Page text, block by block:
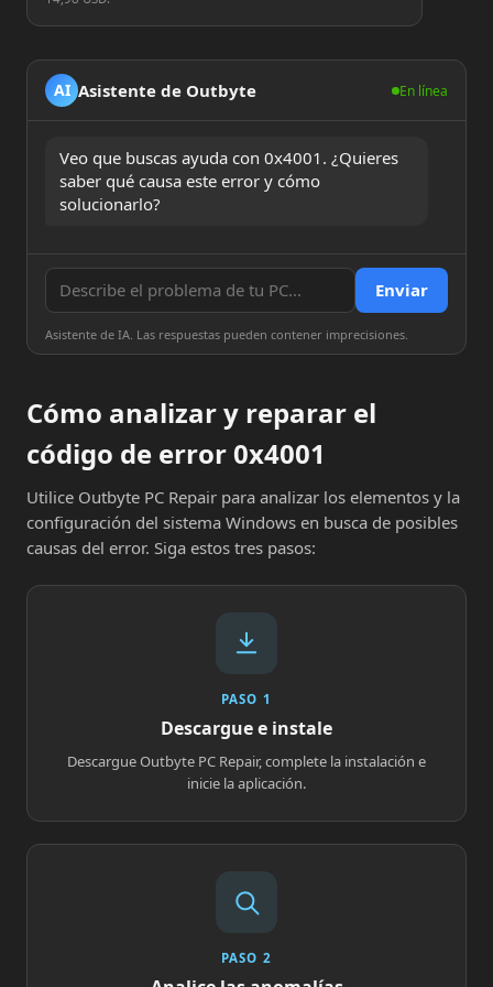
AI Asistente de Outbyte En línea
Veo que buscas ayuda con 0x4001. ¿Quieres
saber qué causa este error y cómo
solucionarlo?
Enviar
Asistente de IA. Las respuestas pueden contener imprecisiones.
Cómo analizar y reparar el
código de error 0x4001
Utilice Outbyte PC Repair para analizar los elementos y la
configuración del sistema Windows en busca de posibles
causas del error. Siga estos tres pasos:
PASO 1
Descargue e instale
Descargue Outbyte PC Repair, complete la instalación e
inicie la aplicación.
PASO 2